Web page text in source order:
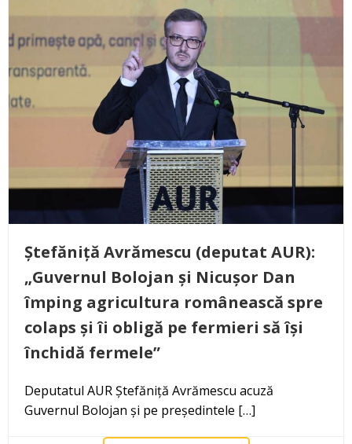
Ștefăniță Avrămescu (deputat AUR):
„Guvernul Bolojan și Nicușor Dan
împing agricultura românească spre
colaps și îi obligă pe fermieri să își
închidă fermele”
Deputatul AUR Ștefăniță Avrămescu acuză
Guvernul Bolojan și pe președintele […]